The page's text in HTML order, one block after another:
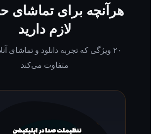
برای تماشای حرفه‌ای
لازم دارید
۲۰ ویژگی که تجربه دانلود و تماشای آنلاین شما را
متفاوت می‌کند